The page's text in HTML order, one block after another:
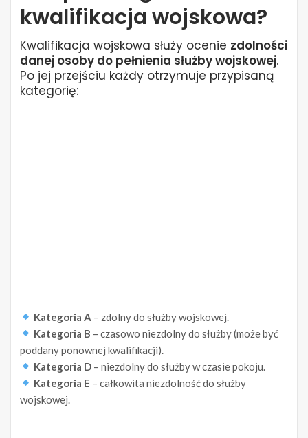
kwalifikacja wojskowa?
Kwalifikacja wojskowa służy ocenie zdolności
danej osoby do pełnienia służby wojskowej.
Po jej przejściu każdy otrzymuje przypisaną
kategorię:
Kategoria A – zdolny do służby wojskowej.
Kategoria B – czasowo niezdolny do służby (może być
poddany ponownej kwalifikacji).
Kategoria D – niezdolny do służby w czasie pokoju.
Kategoria E – całkowita niezdolność do służby
wojskowej.